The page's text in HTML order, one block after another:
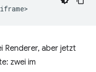
Renderer, aber jetzt
zwei im